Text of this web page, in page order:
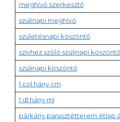
meghívó szerkesztő
szülinapi meghívó
születésnapi köszöntő
szívhez szóló szülinapi köszöntő
szülinapi köszöntő
1 col hány cm
1 dl hány ml
párkány parasztétterem étlap